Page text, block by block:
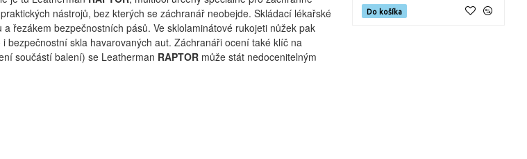
nástrojů, bez kterých se záchranář neobejde. Skládací lékařské
řezákem bezpečnostních pásů. Ve sklolaminátové rukojeti nůžek pak
skla havarovaných aut. Záchranáři ocení také klíč na
součástí balení) se Leatherman RAPTOR může stát nedocenitelným
Do košíka